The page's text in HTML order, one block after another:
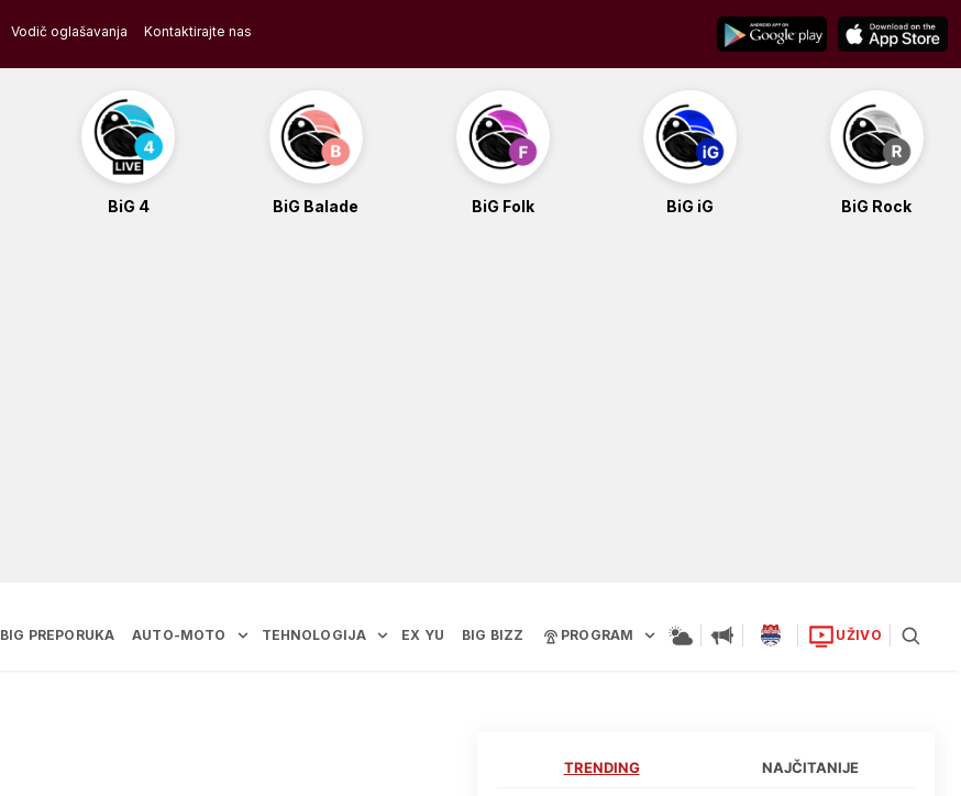
Vodič oglašavanja Kontaktirajte nas
BiG 4 BiG Balade BiG Folk BiG iG BiG Rock
BIG PREPORUKA AUTO-MOTO TEHNOLOGIJA EX YU BIG BIZZ PROGRAM UŽIVO
TRENDING NAJČITANIJE